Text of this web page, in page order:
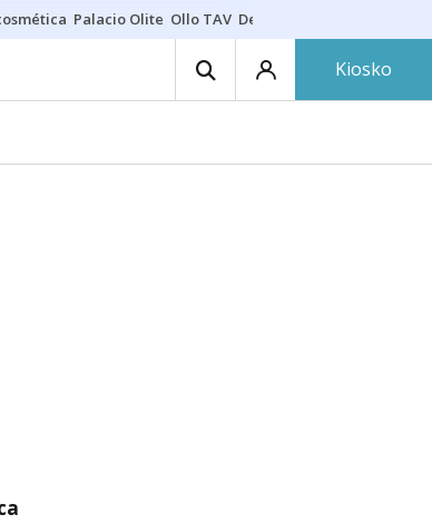
Palacio Olite Ollo TAV Derrama vecinos
Kiosko